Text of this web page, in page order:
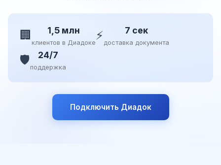
🏢 1,5 млн
клиентов в Диадоке⚡ 7 сек
доставка документа
🛡️ 24/7
поддержка
Подключить Диадок